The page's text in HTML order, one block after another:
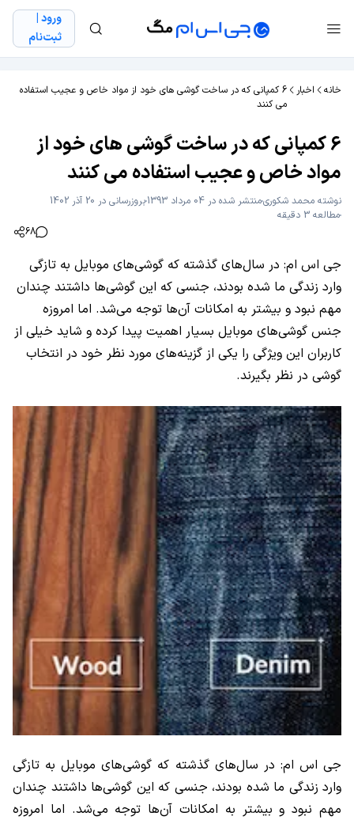
ورود |
ثبت‌نام
خانه اخبار
6 کمپانی که در ساخت گوشی های خود از مواد خاص و عجیب استفاده
می کنند
6 کمپانی که در ساخت گوشی های خود از
مواد خاص و عجیب استفاده می کنند
نوشته محمد شکوریمنتشر شده در 04 مرداد 1393
بروزرسانی در 20 آذر 1402
مطالعه 3 دقیقه
68
جی اس ام: در سال‌های گذشته که گوشی‌های موبایل به تازگی
وارد زندگی ما شده بودند، جنسی که این گوشی‌ها داشتند چندان
مهم نبود و بیشتر به امکانات آن‌ها توجه می‌شد. اما امروزه
جنس گوشی‌های موبایل بسیار اهمیت پیدا کرده و شاید خیلی از
کاربران این ویژگی را یکی از گزینه‌های مورد نظر خود در انتخاب
گوشی در نظر بگیرند.
جی اس ام: در سال‌های گذشته که گوشی‌های موبایل به تازگی
وارد زندگی ما شده بودند، جنسی که این گوشی‌ها داشتند چندان
مهم نبود و بیشتر به امکانات آن‌ها توجه می‌شد. اما امروزه